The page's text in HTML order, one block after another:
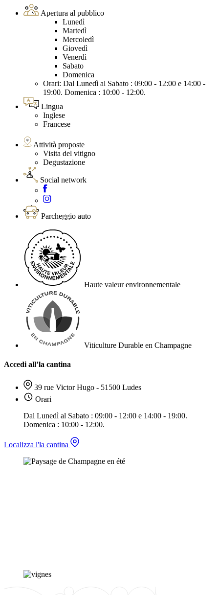
Apertura al pubblico
Lunedì
Martedì
Mercoledì
Giovedì
Venerdì
Sabato
Domenica
Orari: Dal Lunedì al Sabato : 09:00 - 12:00 e 14:00 -
19:00. Domenica : 10:00 - 12:00.
Lingua
Inglese
Francese
Attività proposte
Visita del vitigno
Degustazione
Social network
Parcheggio auto
Haute valeur environnementale
Viticulture Durable en Champagne
Accedi all’la cantina
39 rue Victor Hugo - 51500 Ludes
Orari
Dal Lunedì al Sabato : 09:00 - 12:00 e 14:00 - 19:00.
Domenica : 10:00 - 12:00.
Localizza l'la cantina